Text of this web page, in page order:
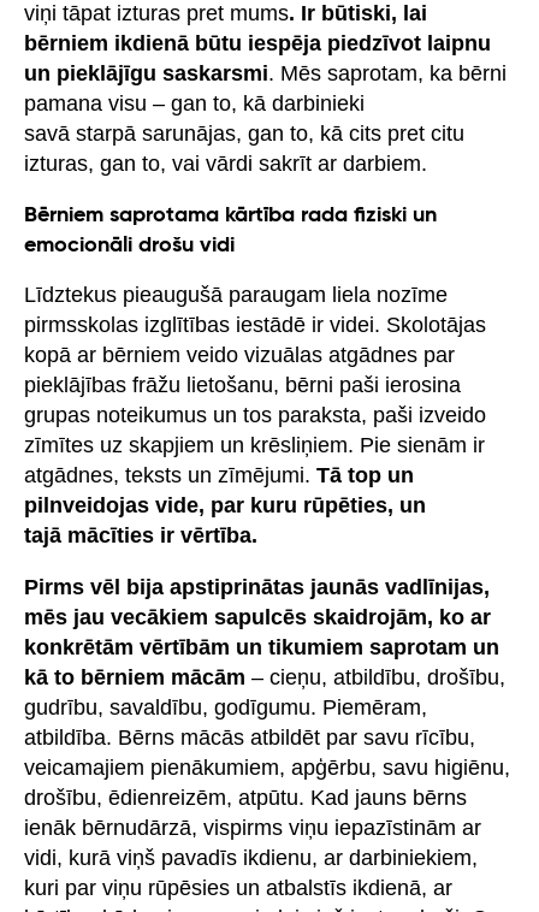
viņi tāpat izturas pret mums. Ir būtiski, lai
bērniem ikdienā būtu iespēja piedzīvot laipnu
un pieklājīgu saskarsmi. Mēs saprotam, ka bērni
pamana visu – gan to, kā darbinieki
savā starpā sarunājas, gan to, kā cits pret citu
izturas, gan to, vai vārdi sakrīt ar darbiem.
Bērniem saprotama kārtība rada fiziski un
emocionāli drošu vidi
Līdztekus pieaugušā paraugam liela nozīme
pirmsskolas izglītības iestādē ir videi. Skolotājas
kopā ar bērniem veido vizuālas atgādnes par
pieklājības frāžu lietošanu, bērni paši ierosina
grupas noteikumus un tos paraksta, paši izveido
zīmītes uz skapjiem un krēsliņiem. Pie sienām ir
atgādnes, teksts un zīmējumi. Tā top un
pilnveidojas vide, par kuru rūpēties, un
tajā mācīties ir vērtība.
Pirms vēl bija apstiprinātas jaunās vadlīnijas,
mēs jau vecākiem sapulcēs skaidrojām, ko ar
konkrētām vērtībām un tikumiem saprotam un
kā to bērniem mācām – cieņu, atbildību, drošību,
gudrību, savaldību, godīgumu. Piemēram,
atbildība. Bērns mācās atbildēt par savu rīcību,
veicamajiem pienākumiem, apģērbu, savu higiēnu,
drošību, ēdienreizēm, atpūtu. Kad jauns bērns
ienāk bērnudārzā, vispirms viņu iepazīstinām ar
vidi, kurā viņš pavadīs ikdienu, ar darbiniekiem,
kuri par viņu rūpēsies un atbalstīs ikdienā, ar